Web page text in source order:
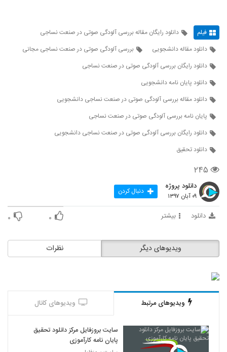
فیلم
دانلود رایگان مقاله بررسی آلودگی صوتی در صنعت نساجی
دانلود مقاله دانشجویی
بررسی آلودگی صوتی در صنعت نساجی مجانی
دانلود رایگان بررسی آلودگی صوتی در صنعت نساجی
دانلود پایان نامه دانشجویی
دانلود مقاله بررسی آلودگی صوتی در صنعت نساجی دانشجویی
پایان نامه بررسی آلودگی صوتی در صنعت نساجی
دانلود رایگان بررسی آلودگی صوتی در صنعت نساجی دانشجویی
دانلود تحقیق
۲۴۵
دانلود پروژه
۰۹ آبان ۱۳۹۷ دنبال کردن
دانلود بیشتر ۰ ۰
نظرات ویدیوهای دیگر
ویدیوهای مرتبط ویدیوهای کانال
سایت بروزفایل مرکز دانلود تحقیق
پایان نامه کارآموزی